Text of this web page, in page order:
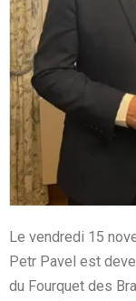
Le vendredi 15
Petr Pavel est
du Fourquet des